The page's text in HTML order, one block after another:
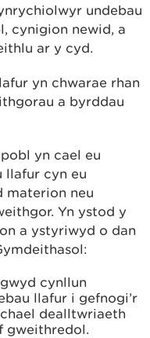
undebau
cynigion newid, a
ar y cyd.
yn chwarae rhan
a byrddau
yn cael eu
llafur cyn eu
materion neu
Yn ystod y
a ystyriwyd o dan
cynllun
llafur i gefnogi’r
dealltwriaeth
gweithredol.